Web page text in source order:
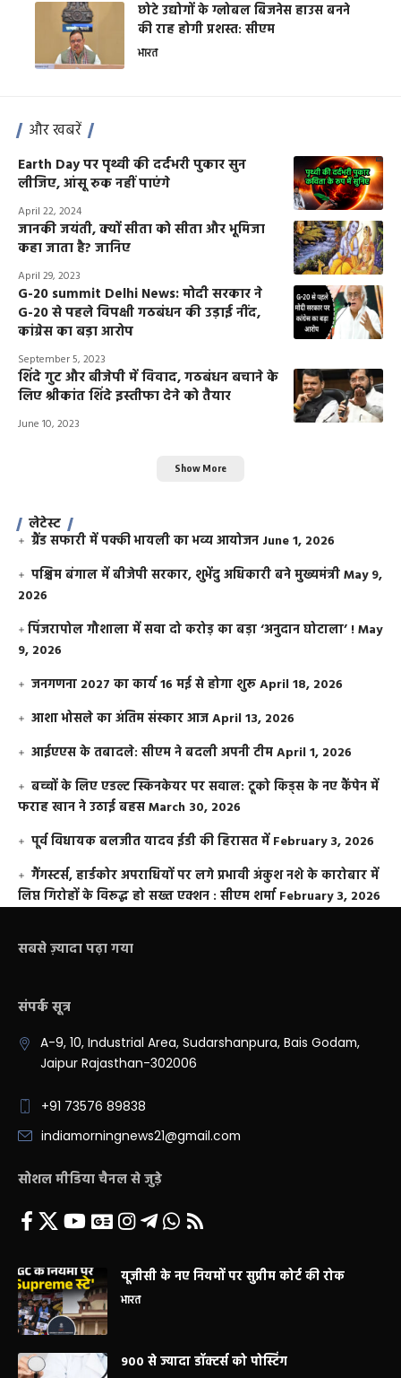
छोटे उद्योगों के ग्लोबल बिजनेस हाउस बनने
की राह होगी प्रशस्त: सीएम
भारत
और खबरें
Earth Day पर पृथ्वी की दर्दभरी पुकार सुन
लीजिए, आंसू रुक नहीं पाएंगे
April 22, 2024
जानकी जयंती, क्यों सीता को सीता और भूमिजा
कहा जाता है? जानिए
April 29, 2023
G-20 summit Delhi News: मोदी सरकार ने
G-20 से पहले विपक्षी गठबंधन की उड़ाई नींद,
कांग्रेस का बड़ा आरोप
September 5, 2023
शिंदे गुट और बीजेपी में विवाद, गठबंधन बचाने के
लिए श्रीकांत शिंदे इस्तीफा देने को तैयार
June 10, 2023
Show More
लेटेस्ट
ग्रैंड सफारी में पक्की भायली का भव्य आयोजन June 1, 2026
पश्चिम बंगाल में बीजेपी सरकार, शुभेंदु अधिकारी बने मुख्यमंत्रीMay 9,
2026
​पिंजरापोल गौशाला में सवा दो करोड़ का बड़ा ‘अनुदान घोटाला’ !May
9, 2026
जनगणना 2027 का कार्य 16 मई से होगा शुरूApril 18, 2026
आशा भोसले का अंतिम संस्कार आजApril 13, 2026
आईएएस के तबादले: सीएम ने बदली अपनी टीमApril 1, 2026
बच्चों के लिए एडल्ट स्किनकेयर पर सवाल: टूको किड्स के नए कैंपेन में
फराह खान ने उठाई बहसMarch 30, 2026
पूर्व विधायक बलजीत यादव ईडी की हिरासत में February 3, 2026
गैंगस्टर्स, हार्डकोर अपराधियों पर लगे प्रभावी अंकुश नशे के कारोबार में
लिप्त गिरोहों के विरूद्ध हो सख्त एक्शन : सीएम शर्मा February 3, 2026
सबसे ज़्यादा पढ़ा गया
संपर्क सूत्र
A-9, 10, Industrial Area, Sudarshanpura, Bais Godam,
Jaipur Rajasthan-302006
+91 73576 89838
indiamorningnews21@gmail.com
सोशल मीडिया चैनल से जुड़े
यूजीसी के नए नियमों पर सुप्रीम कोर्ट की रोक
भारत
900 से ज्यादा डॉक्टर्स को पोस्टिंग